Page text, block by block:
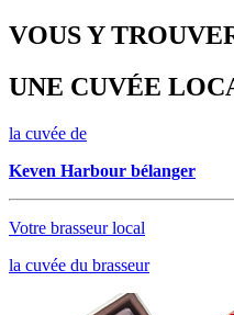
VOUS Y
UNE CUVÉE
la cuvée de
Keven Harbour bélanger
Votre brasseur local
la cuvée du brasseur